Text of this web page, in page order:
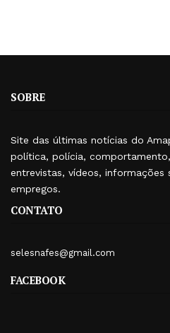
SOBRE
Site das últimas notícias do
política, polícia,
entrevistas, vídeos, informações
empregos.
CONTATO
selesnafes@gmail.com
FACEBOOK